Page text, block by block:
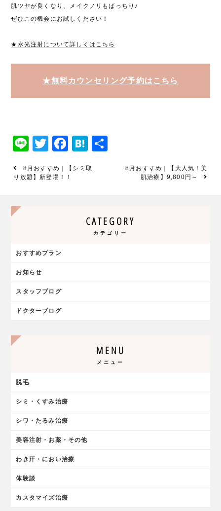
肌ツヤが良くなり、メイクノリもばっちり♪
ぜひこの機会にお試しください！
★水光注射について詳しくはこちら
★無料カウンセリング予約はこちら
LineTwitter
Facebook
Hatena
8月おすすめ｜【シミ取
り放題】新登場！！
8月おすすめ｜【大人気！美
肌治療】9,800円～
CATEGORY
カテゴリー
おすすめプラン
お知らせ
スタッフブログ
ドクターブログ
MENU
メニュー
脱毛
シミ・くすみ治療
シワ・たるみ治療
美容注射・お薬・その他
わき汗・におい治療
体験談
カスタマイズ治療